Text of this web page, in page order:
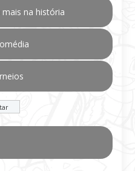
na história